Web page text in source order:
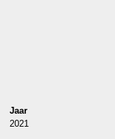
Jaar
2021